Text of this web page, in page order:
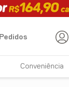
Conveniência